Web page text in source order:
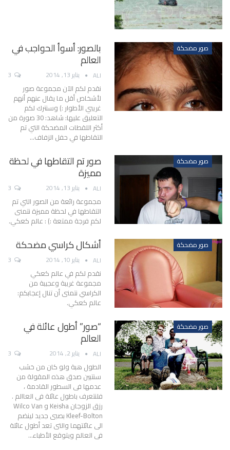
صور مضحكة بالصور: أسوأ الحواجب في
العالم
ALI يناير 13, 2014
نقدم لكم الآن مجموعة صور
لأشخاص أقل ما يقال عنهم أنهم
غريبي الأطوار :) وسنترك لكم
التعليق عليها: شاهد: 30 صورة من
أكثر اللقطات المضحكة التي تم
التقاطها في حفل الزفاف…
صور مضحكة صور تم التقاطها في لحظة
مميزة
ALI يناير 13, 2014
مجموعة رائعة من الصور التي تم
التقاطها في لحظة مميزة نتمنى
لكم فرجة ممتعة :) : عالم كعكي.
صور مضحكة أشكال كراسي مضحكة
ALI يناير 10, 2014
نقدم لكم في عالم كعكي
مجموعة غريبة وعجيبة من
الكراسي نتمنى أن تنال إعجابكم:
عالم كعكي.
صور مضحكة “صور” أطول عائلة في
العالم
ALI يناير 2, 2014
الطول هبة ولو كان من خشب
سنتبين صدق هذه المقولة من
عدمها فى السطور القادمة ،
فلنتعرف باطول عائلة فى العاالم .
رزق الزوجان Keisha و Wilco Van
Kleef-Bolton بصبى جديد لينضم
الى عائلتهما والتى تعد أطول عائلة
فى العالم ويتوقع الأطباء…